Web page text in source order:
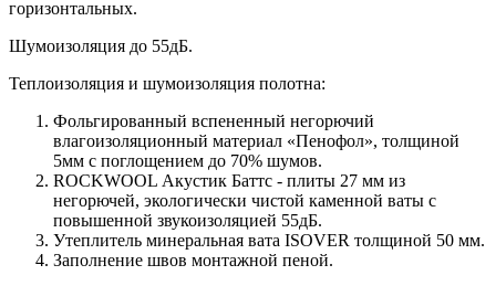
горизонтальных.
Шумоизоляция до 55дБ.
Теплоизоляция и шумоизоляция полотна:
Фольгированный вспененный негорючий
влагоизоляционный материал «Пенофол», толщиной
5мм с поглощением до 70% шумов.
ROCKWOOL Акустик Баттс - плиты 27 мм из
негорючей, экологически чистой каменной ваты с
повышенной звукоизоляцией 55дБ.
Утеплитель минеральная вата ISOVER толщиной 50 мм.
Заполнение швов монтажной пеной.